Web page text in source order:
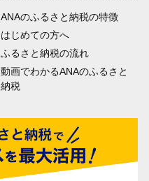
ANAのふるさと納税の特徴
はじめての方へ
ふるさと納税の流れ
動画でわかるANAのふるさと
納税